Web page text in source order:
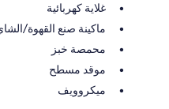
غلاية كهربائية
ماكينة صنع القهوة/
محمصة خبز
موقد مسطح
ميكروويف